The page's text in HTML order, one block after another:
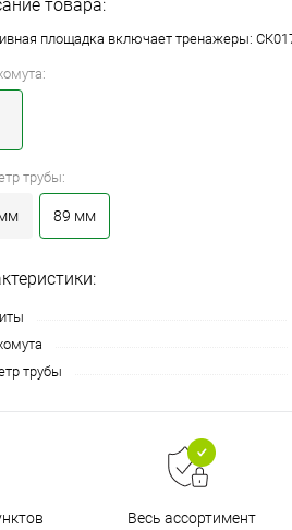
товара:
площадка включает тренажеры:
трубы:
89 мм
трубы
Весь ассортимент